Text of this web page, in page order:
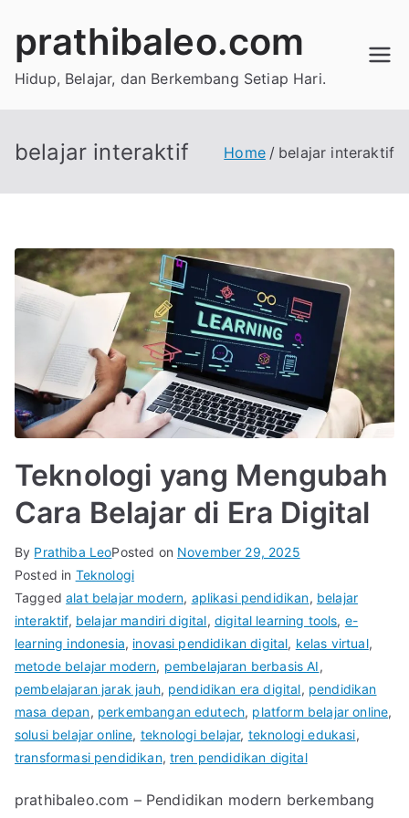
content
prathibaleo.com
Hidup, Belajar, dan Berkembang Setiap Hari.
belajar interaktif Home belajar interaktif
Teknologi yang Mengubah
Cara Belajar di Era Digital
By Prathiba LeoPosted on November 29, 2025
Posted in Teknologi
Taggedalat belajar modern, aplikasi pendidikan, belajar
interaktif, belajar mandiri digital, digital learning tools, e-
learning indonesia, inovasi pendidikan digital, kelas virtual,
metode belajar modern, pembelajaran berbasis AI,
pembelajaran jarak jauh, pendidikan era digital, pendidikan
masa depan, perkembangan edutech, platform belajar online,
solusi belajar online, teknologi belajar, teknologi edukasi,
transformasi pendidikan,tren pendidikan digital
prathibaleo.com – Pendidikan modern berkembang